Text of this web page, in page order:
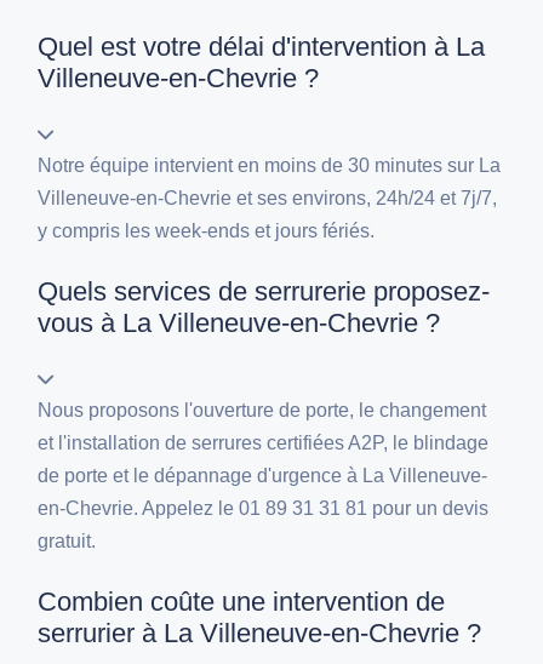
Quel est votre délai d'intervention à La
Villeneuve-en-Chevrie ?
Notre équipe intervient en moins de 30 minutes sur La
Villeneuve-en-Chevrie et ses environs, 24h/24 et 7j/7,
y compris les week-ends et jours fériés.
Quels services de serrurerie proposez-
vous à La Villeneuve-en-Chevrie ?
Nous proposons l'ouverture de porte, le changement
et l'installation de serrures certifiées A2P, le blindage
de porte et le dépannage d'urgence à La Villeneuve-
en-Chevrie. Appelez le 01 89 31 31 81 pour un devis
gratuit.
Combien coûte une intervention de
serrurier à La Villeneuve-en-Chevrie ?